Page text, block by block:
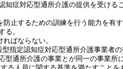
症対応型通所介護の提供を受ける
止するための訓練を行う能力を有
る。
ばならない。
指定認知症対応型通所介護事業者
通所介護の事業とが同一の事業所